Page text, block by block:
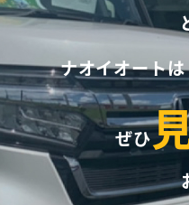
ナオイオートは
ぜひ